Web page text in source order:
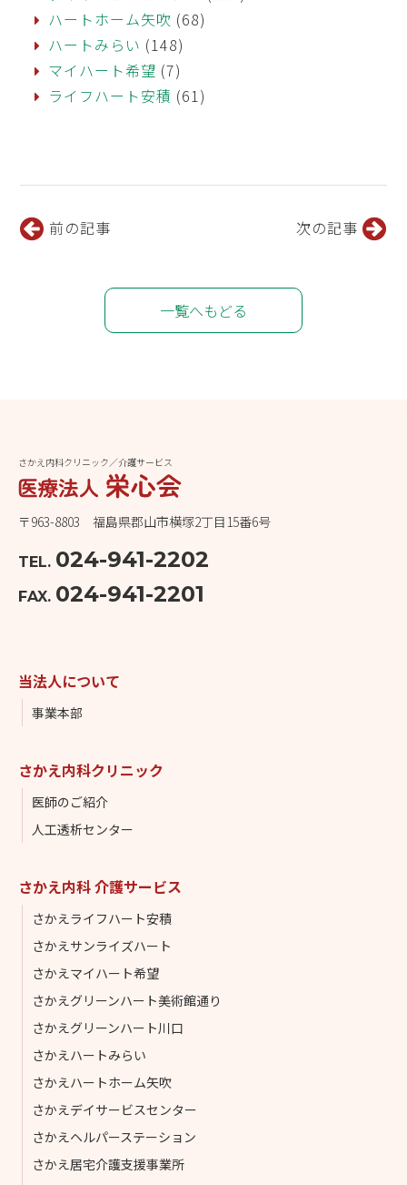
ハートホーム矢吹 (68)
ハートみらい (148)
マイハート希望 (7)
ライフハート安積 (61)
前の記事 次の記事
一覧へもどる
さかえ内科クリニック／介護サービス
〒963-8803 福島県郡山市横塚2丁目15番6号
TEL. 024-941-2202
FAX. 024-941-2201
当法人について
事業本部
さかえ内科クリニック
医師のご紹介
人工透析センター
さかえ内科 介護サービス
さかえライフハート安積
さかえサンライズハート
さかえマイハート希望
さかえグリーンハート美術館通り
さかえグリーンハート川口
さかえハートみらい
さかえハートホーム矢吹
さかえデイサービスセンター
さかえヘルパーステーション
さかえ居宅介護支援事業所